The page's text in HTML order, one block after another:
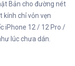
Bản cho đường nét
kính chỉ vỏn vẹn
iPhone 12 / 12 Pro /
lúc chưa dán.